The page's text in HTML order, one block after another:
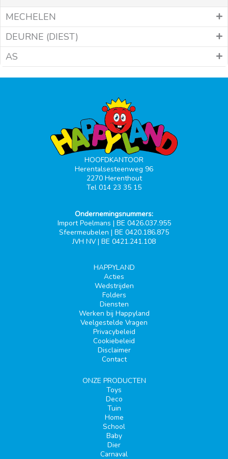
MECHELEN
DEURNE (DIEST)
AS
HOOFDKANTOOR
Herentalsesteenweg 96
2270 Herenthout
Tel 014 23 35 15
Ondernemingsnummers:
Import Poelmans | BE 0426.037.955
Sfeermeubelen | BE 0420.186.875
JVH NV | BE 0421.241.108
HAPPYLAND
Acties
Wedstrijden
Folders
Diensten
Werken bij Happyland
Veelgestelde Vragen
Privacybeleid
Cookiebeleid
Disclaimer
Contact
ONZE PRODUCTEN
Toys
Deco
Tuin
Home
School
Baby
Dier
Carnaval